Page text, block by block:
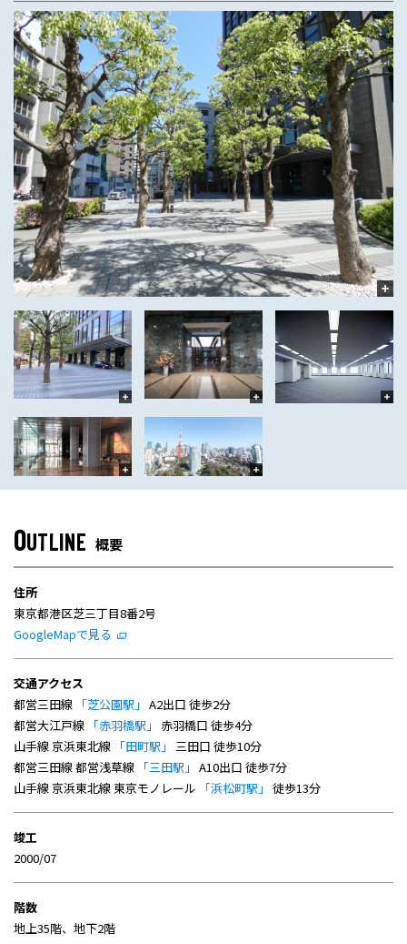
OUTLINE 概要
住所
東京都港区芝三丁目8番2号
GoogleMapで見る
交通アクセス
都営三田線 「芝公園駅」 A2出口 徒歩2分
都営大江戸線 「赤羽橋駅」 赤羽橋口 徒歩4分
山手線 京浜東北線 「田町駅」 三田口 徒歩10分
都営三田線 都営浅草線 「三田駅」 A10出口 徒歩7分
山手線 京浜東北線 東京モノレール
「浜松町駅」 徒歩13分
竣工
2000/07
階数
地上35階、地下2階